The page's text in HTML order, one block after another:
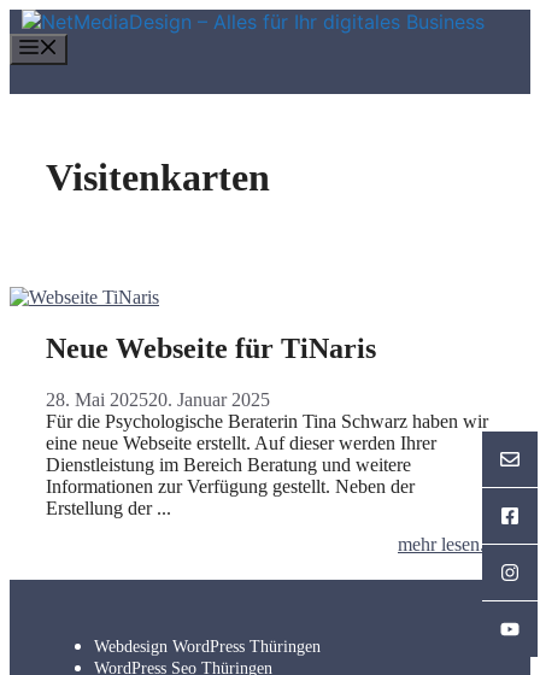
Zum
Inhalt
springen
Visitenkarten
Neue Webseite für TiNaris
28. Mai 202520. Januar 2025
Für die Psychologische Beraterin Tina Schwarz haben wir
eine neue Webseite erstellt. Auf dieser werden Ihrer
Dienstleistung im Bereich Beratung und weitere
Informationen zur Verfügung gestellt. Neben der
Erstellung der ...
mehr lesen...
Webdesign WordPress Thüringen
WordPress Seo Thüringen